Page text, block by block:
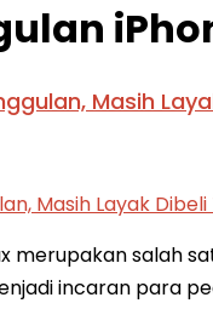
Masih
merupakan
incaran para